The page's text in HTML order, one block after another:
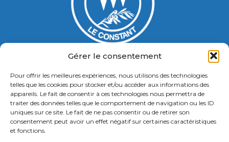
Gérer le consentement
Pour offrir les meilleures expériences, nous utilisons des technologies
telles que les cookies pour stocker et/ou accéder aux informations des
appareils. Le fait de consentir à ces technologies nous permettra de
traiter des données telles que le comportement de navigation ou les ID
uniques sur ce site. Le fait de ne pas consentir ou de retirer son
consentement peut avoir un effet négatif sur certaines caractéristiques
et fonctions.
Gymnase Jacques Ducasse
5 Bd Chastenet de Géry
Contact : 01 46 58 49 88